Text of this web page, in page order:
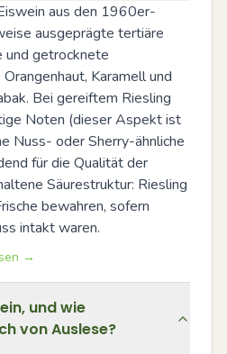
aus den 1960er-
ausgeprägte tertiäre
und getrocknete
Karamell und
Bei gereiftem Riesling
Noten (dieser Aspekt ist
Nuss- oder Sherry-ähnliche
für die Qualität der
Säurestruktur: Riesling
bewahren, sofern
intakt waren.
→
und wie
von Auslese?